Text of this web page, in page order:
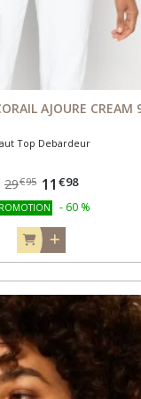
AJOURE CREAM
Top Debardeur
29€95 11 €98
- 60 %